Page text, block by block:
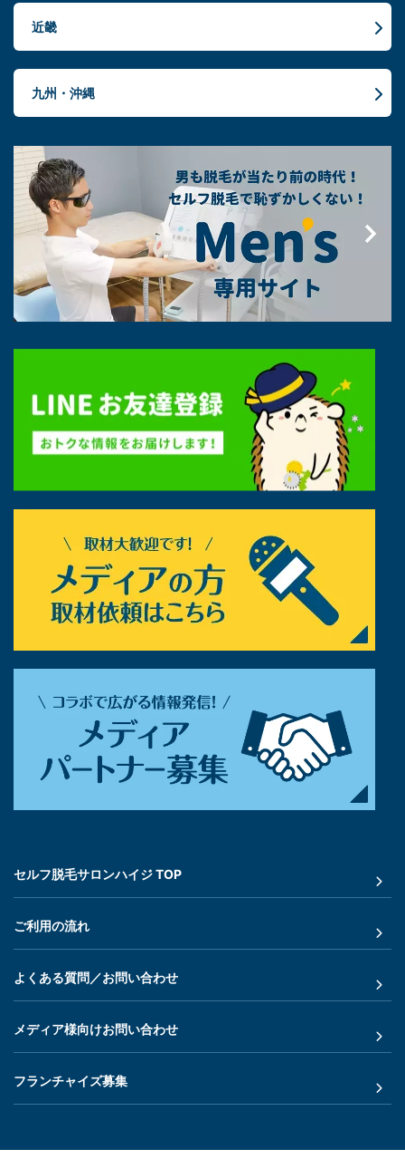
近畿
九州・沖縄
セルフ脱毛サロンハイジ TOP
ご利用の流れ
よくある質問／お問い合わせ
メディア様向けお問い合わせ
フランチャイズ募集